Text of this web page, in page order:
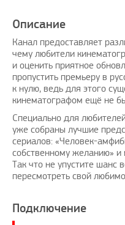
пост
Рады
Описание
Канал предоставляет
чему любители
и оценить приятное
пропустить премьеру в
к нулю, ведь для этого
кинематографом ещё не
Специально для
уже собраны лучшие
сериалов: «Человек-
собственному желанию»
Так что не упустите шанс
пересмотреть свой
Подключение